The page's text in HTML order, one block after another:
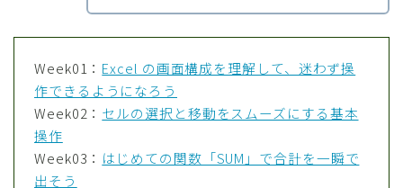
Week01： Excel の画面構成を理解して、迷わず操
作できるようになろう
Week02： セルの選択と移動をスムーズにする基本
操作
Week03： はじめての関数「SUM」で合計を一瞬で
出そう